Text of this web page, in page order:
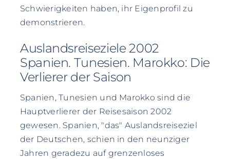
Schwierigkeiten haben, ihr Eigenprofil zu
demonstrieren.
Auslandsreiseziele 2002
Spanien. Tunesien. Marokko: Die
Verlierer der Saison
Spanien, Tunesien und Marokko sind die
Hauptverlierer der Reisesaison 2002
gewesen. Spanien, "das" Auslandsreiseziel
der Deutschen, schien in den neunziger
Jahren geradezu auf grenzenloses